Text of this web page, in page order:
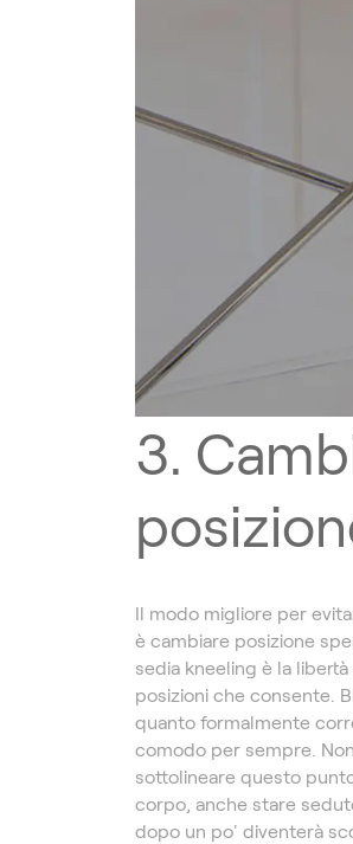
3.
Il modo migliore per
è cambiare posizione
sedia kneeling è la
posizioni che consente.
quanto formalmente
comodo per sempre.
sottolineare questo
corpo, anche stare
dopo un po' diventerà